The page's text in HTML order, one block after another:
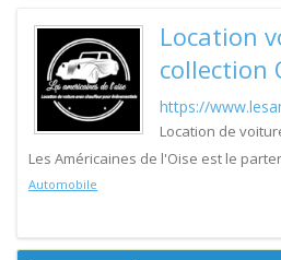
Location
collection
https://
Location de
Les Américaines de l'Oise est le
Automobile